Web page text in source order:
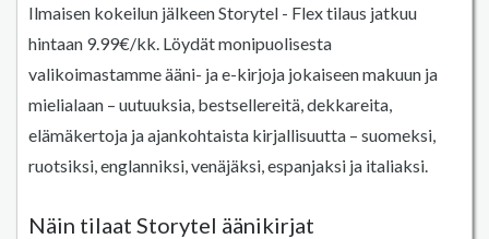
Ilmaisen kokeilun jälkeen Storytel - Flex tilaus jatkuu
hintaan 9.99€/kk. Löydät monipuolisesta
valikoimastamme ääni- ja e-kirjoja jokaiseen makuun ja
mielialaan – uutuuksia, bestsellereitä, dekkareita,
elämäkertoja ja ajankohtaista kirjallisuutta – suomeksi,
ruotsiksi, englanniksi, venäjäksi, espanjaksi ja italiaksi.
Näin tilaat Storytel äänikirjat